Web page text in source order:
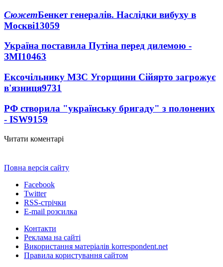
СюжетБенкет генералів. Наслідки вибуху в
Москві13059
Україна поставила Путіна перед дилемою -
ЗМІ10463
Ексочільнику МЗС Угорщини Сійярто загрожує
в'язниця9731
РФ створила "українську бригаду" з полонених
- ISW9159
Читати коментарі
Повна версія сайту
Facebook
Twitter
RSS-стрічки
E-mail розсилка
Контакти
Реклама на сайті
Використання матеріалів korrespondent.net
Правила користування сайтом